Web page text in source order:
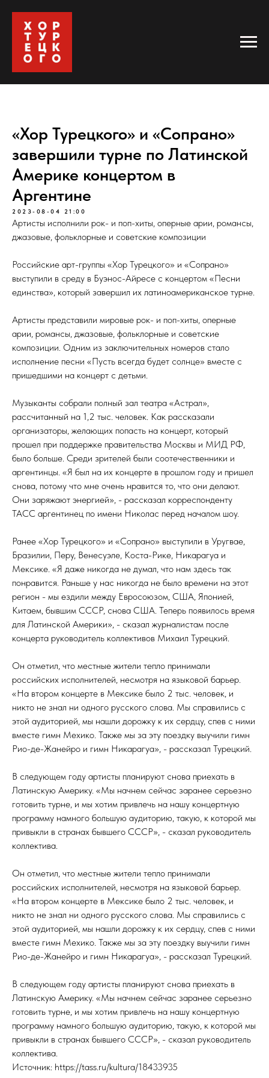
«Хор Турецкого» и «Сопрано»
завершили турне по Латинской
Америке концертом в
Аргентине
2023-08-04 21:00
Артисты исполнили рок- и поп-хиты, оперные арии, романсы,
джазовые, фольклорные и советские композиции
Российские арт-группы «Хор Турецкого» и «Сопрано»
выступили в среду в Буэнос-Айресе с концертом «Песни
единства», который завершил их латиноамериканское турне.
Артисты представили мировые рок- и поп-хиты, оперные
арии, романсы, джазовые, фольклорные и советские
композиции. Одним из заключительных номеров стало
исполнение песни «Пусть всегда будет солнце» вместе с
пришедшими на концерт с детьми.
Музыканты собрали полный зал театра «Астрал»,
рассчитанный на 1,2 тыс. человек. Как рассказали
организаторы, желающих попасть на концерт, который
прошел при поддержке правительства Москвы и МИД РФ,
было больше. Среди зрителей были соотечественники и
аргентинцы. «Я был на их концерте в прошлом году и пришел
снова, потому что мне очень нравится то, что они делают.
Они заряжают энергией», - рассказал корреспонденту
ТАСС аргентинец по имени Николас перед началом шоу.
Ранее «Хор Турецкого» и «Сопрано» выступили в Уругвае,
Бразилии, Перу, Венесуэле, Коста-Рике, Никарагуа и
Мексике. «Я даже никогда не думал, что нам здесь так
понравится. Раньше у нас никогда не было времени на этот
регион - мы ездили между Евросоюзом, США, Японией,
Китаем, бывшим СССР, снова США. Теперь появилось время
для Латинской Америки», - сказал журналистам после
концерта руководитель коллективов Михаил Турецкий.
Он отметил, что местные жители тепло принимали
российских исполнителей, несмотря на языковой барьер.
«На втором концерте в Мексике было 2 тыс. человек, и
никто не знал ни одного русского слова. Мы справились с
этой аудиторией, мы нашли дорожку к их сердцу, спев с ними
вместе гимн Мехико. Также мы за эту поездку выучили гимн
Рио-де-Жанейро и гимн Никарагуа», - рассказал Турецкий.
В следующем году артисты планируют снова приехать в
Латинскую Америку. «Мы начнем сейчас заранее серьезно
готовить турне, и мы хотим привлечь на нашу концертную
программу намного большую аудиторию, такую, к которой мы
привыкли в странах бывшего СССР», - сказал руководитель
коллектива.
Он отметил, что местные жители тепло принимали
российских исполнителей, несмотря на языковой барьер.
«На втором концерте в Мексике было 2 тыс. человек, и
никто не знал ни одного русского слова. Мы справились с
этой аудиторией, мы нашли дорожку к их сердцу, спев с ними
вместе гимн Мехико. Также мы за эту поездку выучили гимн
Рио-де-Жанейро и гимн Никарагуа», - рассказал Турецкий.
В следующем году артисты планируют снова приехать в
Латинскую Америку. «Мы начнем сейчас заранее серьезно
готовить турне, и мы хотим привлечь на нашу концертную
программу намного большую аудиторию, такую, к которой мы
привыкли в странах бывшего СССР», - сказал руководитель
коллектива.
Источник: https://tass.ru/kultura/18433935